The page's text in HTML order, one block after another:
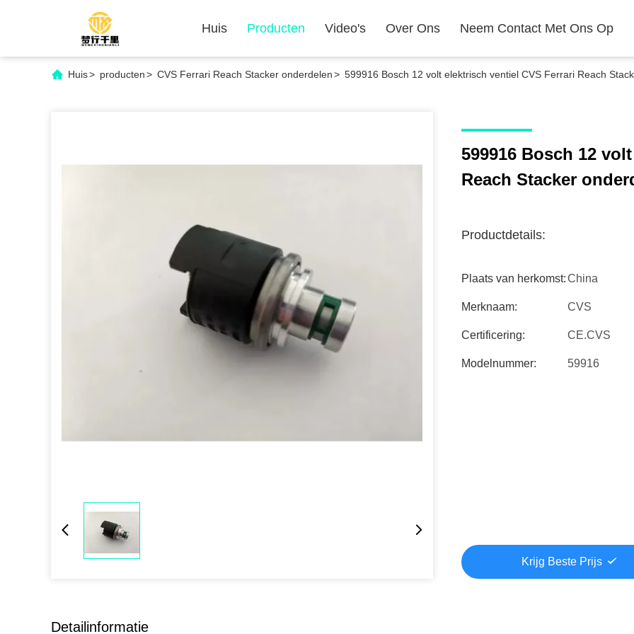
Huis Producten Video's Over Ons Neem Contact Met Ons Op
Huis> producten> CVS Ferrari Reach Stacker onderdelen> 599916 Bosch 12 volt elektrisch ventiel CVS Ferrari Reach
599916 Bosch 12
Reach Stacker
Productdetails:
Plaats van herkomst:China
Merknaam: CVS
Certificering: CE.CVS
Modelnummer: 59916
Krijg Beste Prijs
Detailinformatie